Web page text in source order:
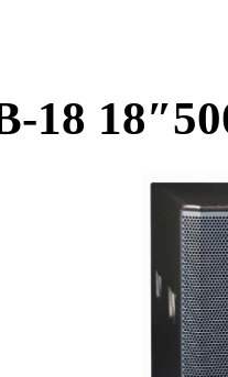
18